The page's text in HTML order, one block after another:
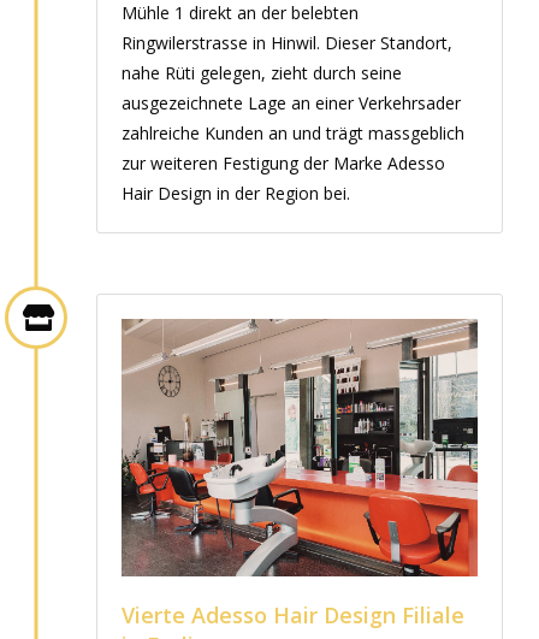
Mühle 1 direkt an der belebten
Ringwilerstrasse in Hinwil. Dieser Standort,
nahe Rüti gelegen, zieht durch seine
ausgezeichnete Lage an einer Verkehrsader
zahlreiche Kunden an und trägt massgeblich
zur weiteren Festigung der Marke Adesso
Hair Design in der Region bei.
Vierte Adesso Hair Design Filiale